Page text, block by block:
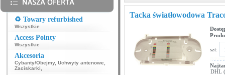
♻️ Towary refurbished
Wszystkie
Access Pointy
Wszystkie
Akcesoria
Cybanty/Obejmy, Uchwyty antenowe
Zaciskarki
Tacka światłowodowa
szt:
DHL